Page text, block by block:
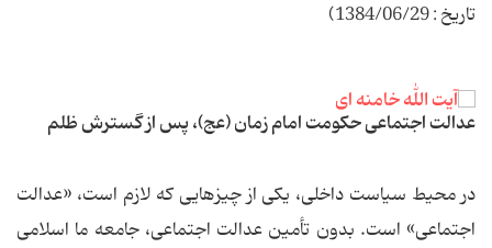
تاریخ : 1384/06/29)
عدالت اجتماعی حکومت امام زمان (عج)، پس از گسترش ظلم
در محیط سیاست داخلی، یکی از چیزهایی که لازم است، «عدالت
اجتماعی» است. بدون تأمین عدالت اجتماعی، جامعه ما اسلامی